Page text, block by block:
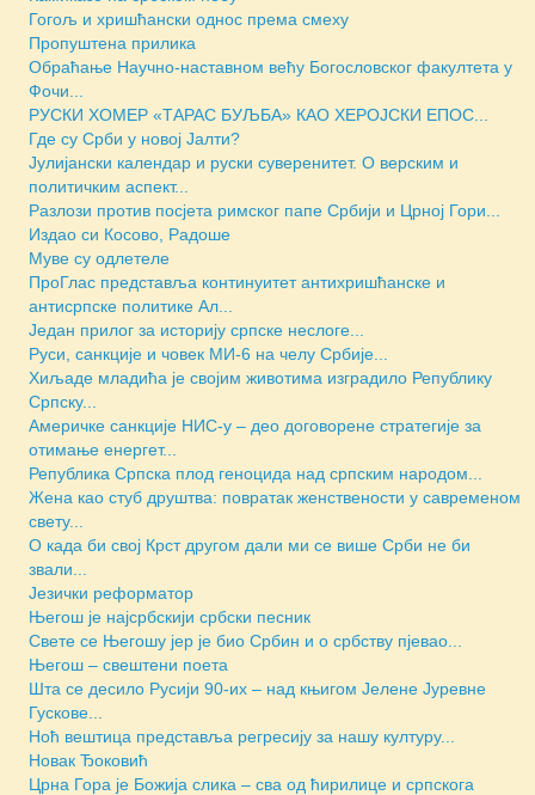
Гогољ и хришћански однос према смеху
Пропуштена прилика
Обраћање Научно-наставном већу Богословског факултета у
Фочи...
РУСКИ ХОМЕР «ТАРАС БУЉБА» КАО ХЕРОЈСКИ ЕПОС...
Где су Срби у новој Јалти?
Јулијански календар и руски суверенитет. О верским и
политичким аспект...
Разлози против посјета римског папе Србији и Црној Гори...
Издао си Косово, Радоше
Муве су одлетеле
ПроГлас представља континуитет антихришћанске и
антисрпске политике Ал...
Један прилог за историју српске неслоге...
Руси, санкције и човек МИ-6 на челу Србије...
Хиљаде младића је својим животима изградило Републику
Српску...
Америчкe санкције НИС-у – део договорене стратегије за
отимање енергет...
Репуб­ли­ка Српска плод геноцида над српским народом...
Жена као стуб друштва: повратак женствености у савременом
свету...
О када би свој Крст другом дали ми се више Срби не би
звали...
Језички реформатор
Његош је најсрбскији србски песник
Свете се Његошу јер је био Србин и о србству пјевао...
Његош – свештени поета
Шта се десило Русији 90-их – над књигом Јелене Јуревне
Гускове...
Ноћ вештица представља регресију за нашу културу...
Новак Ђоковић
Црна Гора је Божија слика – сва од ћирилице и српскога